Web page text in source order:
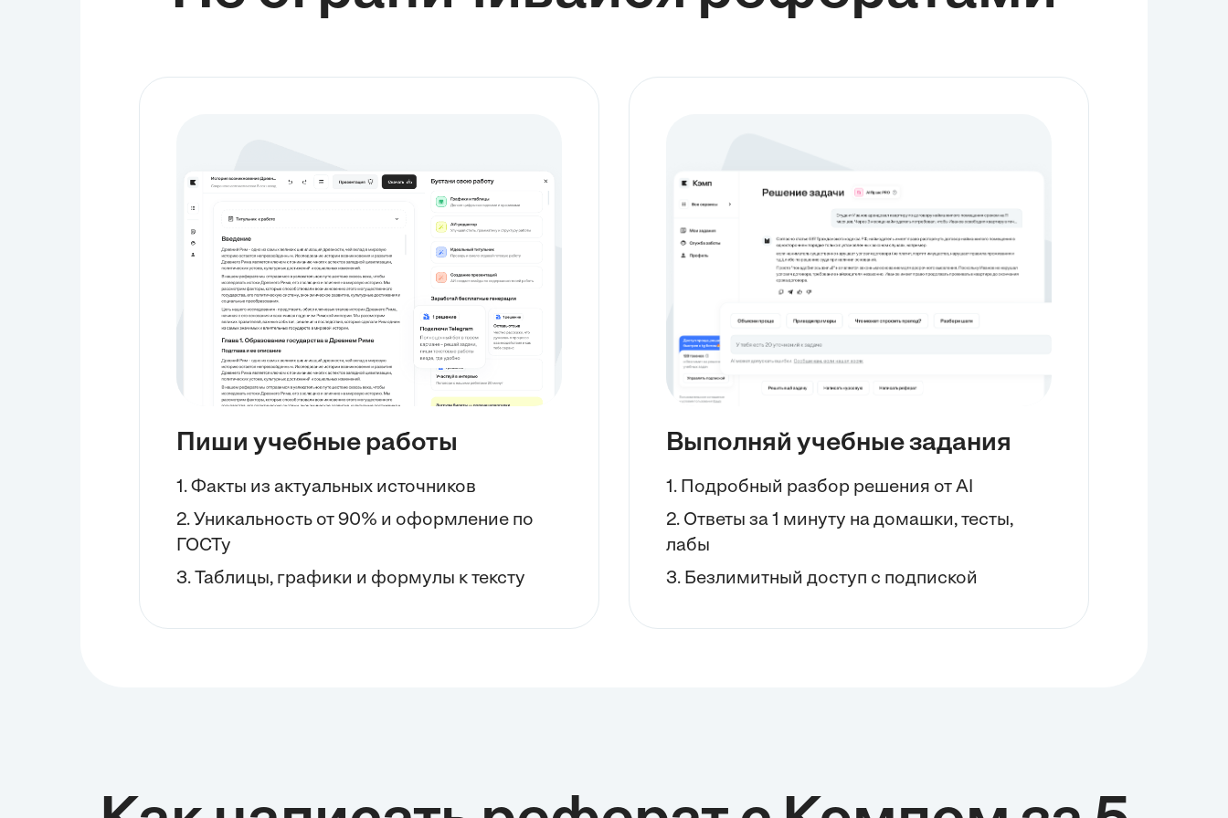
адекватность тяжести совершенного деяния. Особое внимание
меры, но и проанализировать их вклад в повышение безопасности
на дорогах и формирование правовой культуры. Таким образом,
совершенствования. Были определены ключевые критерии и
проблемы и узкие места. Основная цель заключалась в разработке
конкретных предложений по оптимизации и совершенствованию
предложить конкретные направления совершенствования
Пиши учебные работы
1. Факты из актуальных источников
2. Уникальность от 90% и оформление по
ГОСТу
3. Таблицы, графики и формулы к тексту
Выполняй учебные задания
1. Подробный разбор решения от AI
2. Ответы за 1 минуту на домашки, тесты,
лабы
3. Безлимитный доступ с подпиской